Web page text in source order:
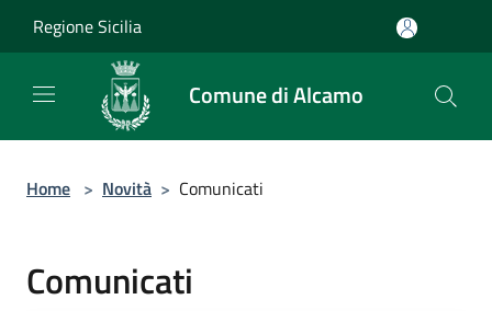
Regione Sicilia
Comune di Alcamo
Home > Novità > Comunicati
Comunicati